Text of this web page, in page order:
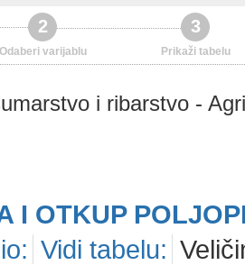
2
Odaberi varijablu
3
Prikaži tabelu
i ribarstvo -
I OTKUP
Vidi tabelu: